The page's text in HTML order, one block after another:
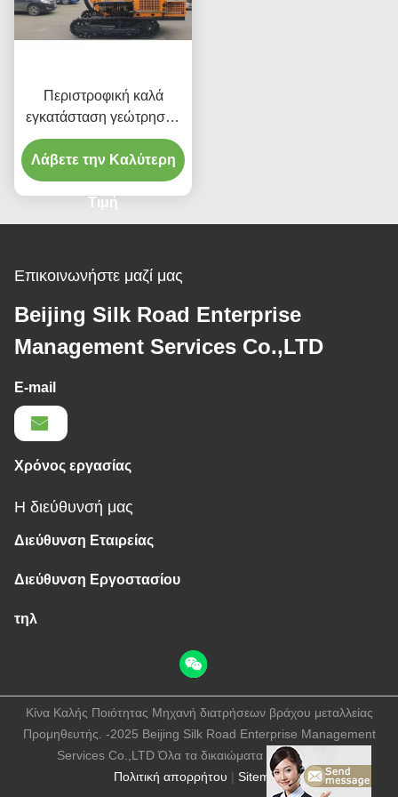
Περιστροφική καλά
εγκατάσταση γεώτρησης
διατρήσεων τύπων
αντιολισθητικών
αλυσίδων για να δέσει
Λάβετε την Καλύτερη
Τιμή
Επικοινωνήστε μαζί μας
Beijing Silk Road Enterprise
Management Services Co.,LTD
E-mail
Χρόνος εργασίας
Η διεύθυνσή μας
Διεύθυνση Εταιρείας
Διεύθυνση Εργοστασίου
τηλ
Πολιτική απορρήτου | Sitemap
Κίνα Καλής Ποιότητας Μηχανή διατρήσεων βράχου μεταλλείας
Προμηθευτής. -2025 Beijing Silk Road Enterprise Management
Services Co.,LTD Όλα τα δικαιώματα διατηρούνται.